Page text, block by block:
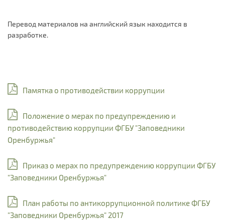
Перевод материалов на английский язык находится в
разработке.
Памятка о противодействии коррупции
Положение о мерах по предупреждению и
противодействию коррупции ФГБУ "Заповедники
Оренбуржья"
Приказ о мерах по предупреждению коррупции ФГБУ
"Заповедники Оренбуржья"
План работы по антикоррупционной политике ФГБУ
"Заповедники Оренбуржья" 2017